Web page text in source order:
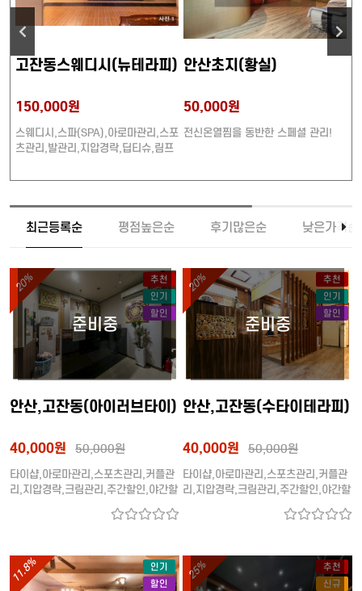
고잔동스웨디시(뉴테라피)
150,000원
스웨디시,스파(SPA),아로마관리,스포
츠관리,발관리,지압경락,딥티슈,림프
인),24시간,단체환영 (20대관리시)
안산초지(황실)
50,000원
전신온열찜을 동반한 스페셜 관리!
최근등록순 평점높은순 후기많은순 낮은가격순
추천
인기
할인
20%
안산,고잔동(아이러브타이)
40,000원 50,000원
타이샵,아로마관리,스포츠관리,커플관
리,지압경락,크림관리,주간할인,야간할
인,단체환영 (20/30대 관리사)
추천
인기
할인
20%
안산,고잔동(수타이테라피)
40,000원 50,000원
타이샵,아로마관리,스포츠관리,커플관
리,지압경락,크림관리,주간할인,야간할
인,단체환영 (20/30대 관리사)
인기
할인
11.8%
추천
신규
25%